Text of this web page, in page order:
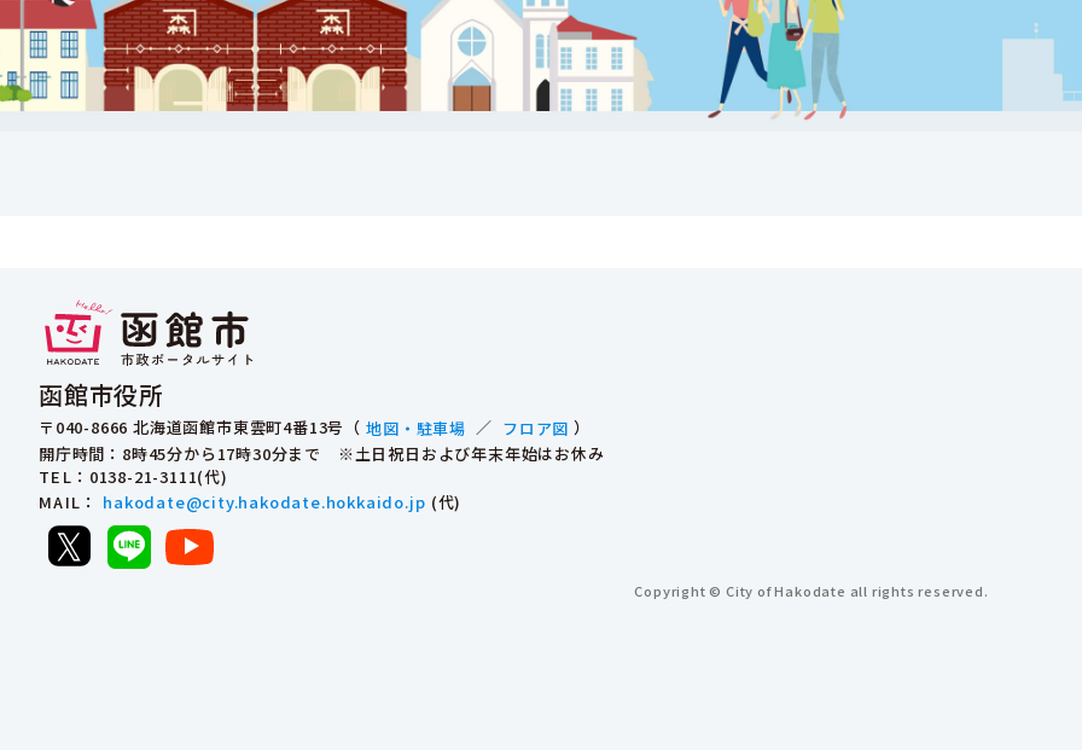
函館市役所
〒040-8666 北海道函館市東雲町4番13号（ 地図・駐車場 ／ フロア図 ）
開庁時間：8時45分から17時30分まで ※土日祝日および年末年始はお休み
TEL ：0138-21-3111(代)
MAIL ： hakodate@city.hakodate.hokkaido.jp (代)
Copyright © City of Hakodate all rights reserved.